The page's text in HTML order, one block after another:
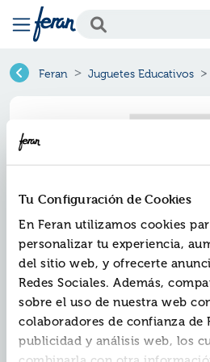
Tu Configuración de Cookies
En Feran utilizamos cookies
personalizar tu experiencia,
del sitio web, y ofrecerte
Redes Sociales. Además,
sobre el uso de nuestra web
colaboradores de confianza de
publicidad y análisis web, los
Feran Juguetes Educativos
Fatal error
: Uncaught TypeError: count():